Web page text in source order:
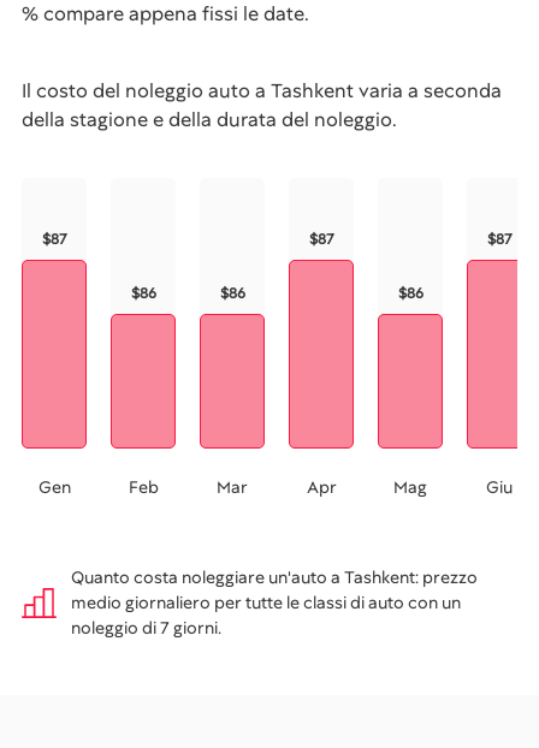
% compare appena fissi le date.
Il costo del noleggio auto a Tashkent varia a seconda
della stagione e della durata del noleggio.
$87
$86 $86
$87
$86
$87
Gen Feb Mar Apr Mag Giu
Quanto costa noleggiare un'auto a Tashkent: prezzo
medio giornaliero per tutte le classi di auto con un
noleggio di 7 giorni.